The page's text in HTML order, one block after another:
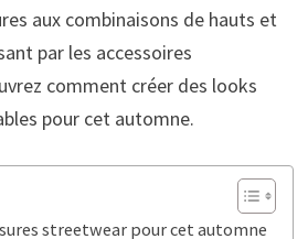
aux combinaisons de hauts et
par les accessoires
comment créer des looks
pour cet automne.
streetwear pour cet automne